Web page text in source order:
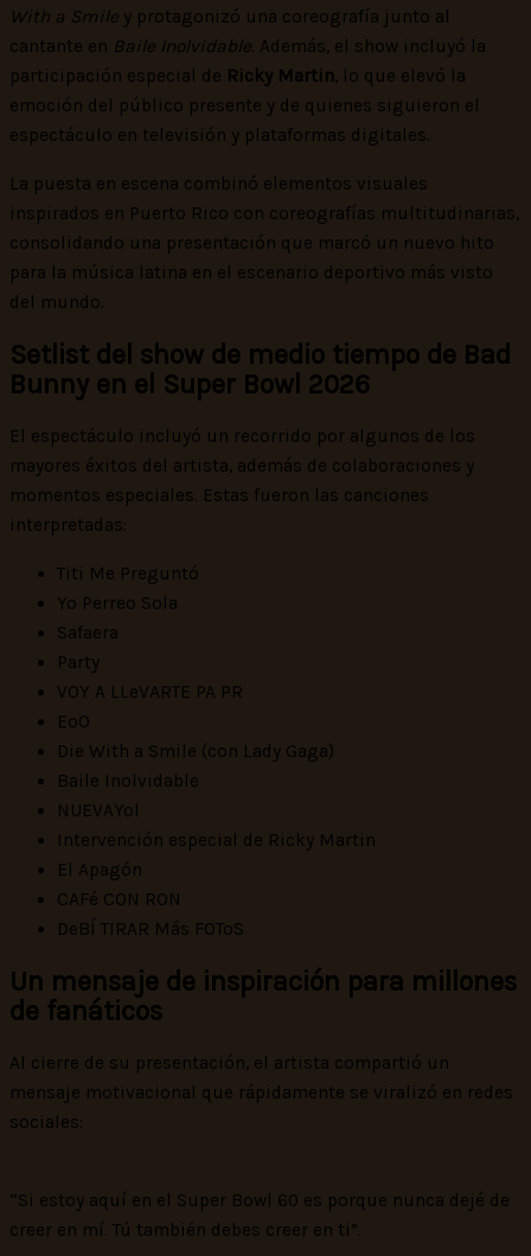
With a Smile y protagonizó una coreografía junto al
cantante en Baile Inolvidable. Además, el show incluyó la
participación especial de Ricky Martin, lo que elevó la
emoción del público presente y de quienes siguieron el
espectáculo en televisión y plataformas digitales.
La puesta en escena combinó elementos visuales
inspirados en Puerto Rico con coreografías multitudinarias,
consolidando una presentación que marcó un nuevo hito
para la música latina en el escenario deportivo más visto
del mundo.
Setlist del show de medio tiempo de Bad
Bunny en el Super Bowl 2026
El espectáculo incluyó un recorrido por algunos de los
mayores éxitos del artista, además de colaboraciones y
momentos especiales. Estas fueron las canciones
interpretadas:
Titi Me Preguntó
Yo Perreo Sola
Safaera
Party
VOY A LLeVARTE PA PR
EoO
Die With a Smile (con Lady Gaga)
Baile Inolvidable
NUEVAYol
Intervención especial de Ricky Martin
El Apagón
CAFé CON RON
DeBÍ TIRAR Más FOToS
Un mensaje de inspiración para millones
de fanáticos
Al cierre de su presentación, el artista compartió un
mensaje motivacional que rápidamente se viralizó en redes
sociales:
“Si estoy aquí en el Super Bowl 60 es porque nunca dejé de
creer en mí. Tú también debes creer en ti”.